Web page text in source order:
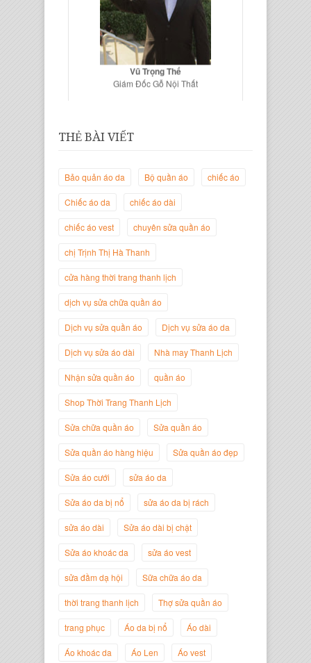
Vũ Trọng Thế
Giám Đốc Gỗ Nội Thất
Giám Đốc Thương Hiệu Giày Thời
Trang Thanh Lịch
Nguyễn Minh Đức
Nguyễn
THẺ BÀI VIẾT
Bảo quản áo da Bộ quần áo chiếc áo
Chiếc áo da chiếc áo dài
chiếc áo vest chuyên sửa quần áo
chị Trịnh Thị Hà Thanh
cửa hàng thời trang thanh lịch
dịch vụ sửa chữa quần áo
Dịch vụ sửa quần áo Dịch vụ sửa áo da
Dịch vụ sửa áo dài Nhà may Thanh Lịch
Nhận sửa quần áo quần áo
Shop Thời Trang Thanh Lịch
Sửa chữa quần áo Sửa quần áo
Sửa quần áo hàng hiệu Sửa quần áo đẹp
Sửa áo cưới sửa áo da
Sửa áo da bị nổ sửa áo da bị rách
sửa áo dài Sửa áo dài bị chật
Sửa áo khoác da sửa áo vest
sửa đầm dạ hội Sữa chữa áo da
thời trang thanh lịch Thợ sửa quần áo
trang phục Áo da bị nổ Áo dài
Áo khoác da Áo Len Áo vest